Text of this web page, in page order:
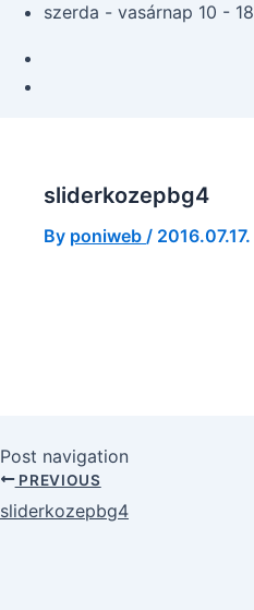
szerda - vasárnap 10 - 18
sliderkozepbg4
By poniweb / 2016.07.17.
Post navigation
PREVIOUS
sliderkozepbg4